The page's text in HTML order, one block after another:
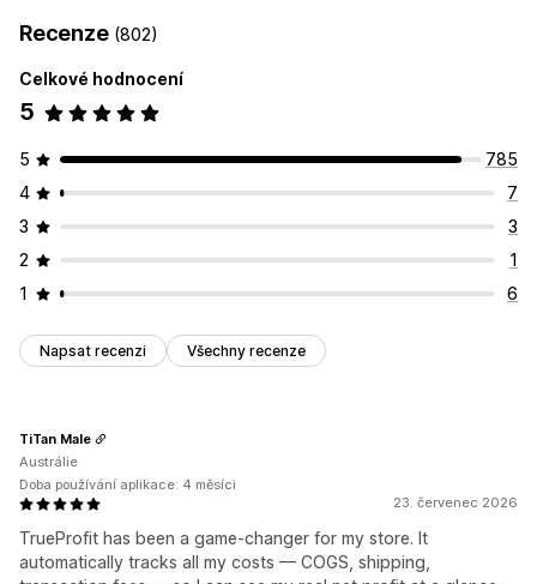
Recenze (802)
Celkové hodnocení
5
5
785
4
7
3
3
2
1
1
6
Napsat recenzi Všechny recenze
23. červenec 2026
TrueProfit has been a game-changer for my store. It
automatically tracks all my costs — COGS, shipping,
TiTan Male
Austrálie
Doba používání aplikace: 4 měsíci